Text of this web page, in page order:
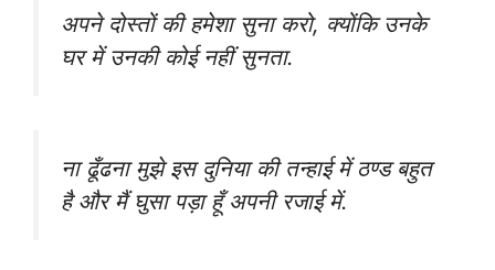
अपने दोस्तों की हमेशा सुना करो, क्योंकि उनके
घर में उनकी कोई नहीं सुनता.
ना ढूँढना मुझे इस दुनिया की तन्हाई में ठण्ड बहुत
है और मैं घुसा पड़ा हूँ अपनी रजाई में.